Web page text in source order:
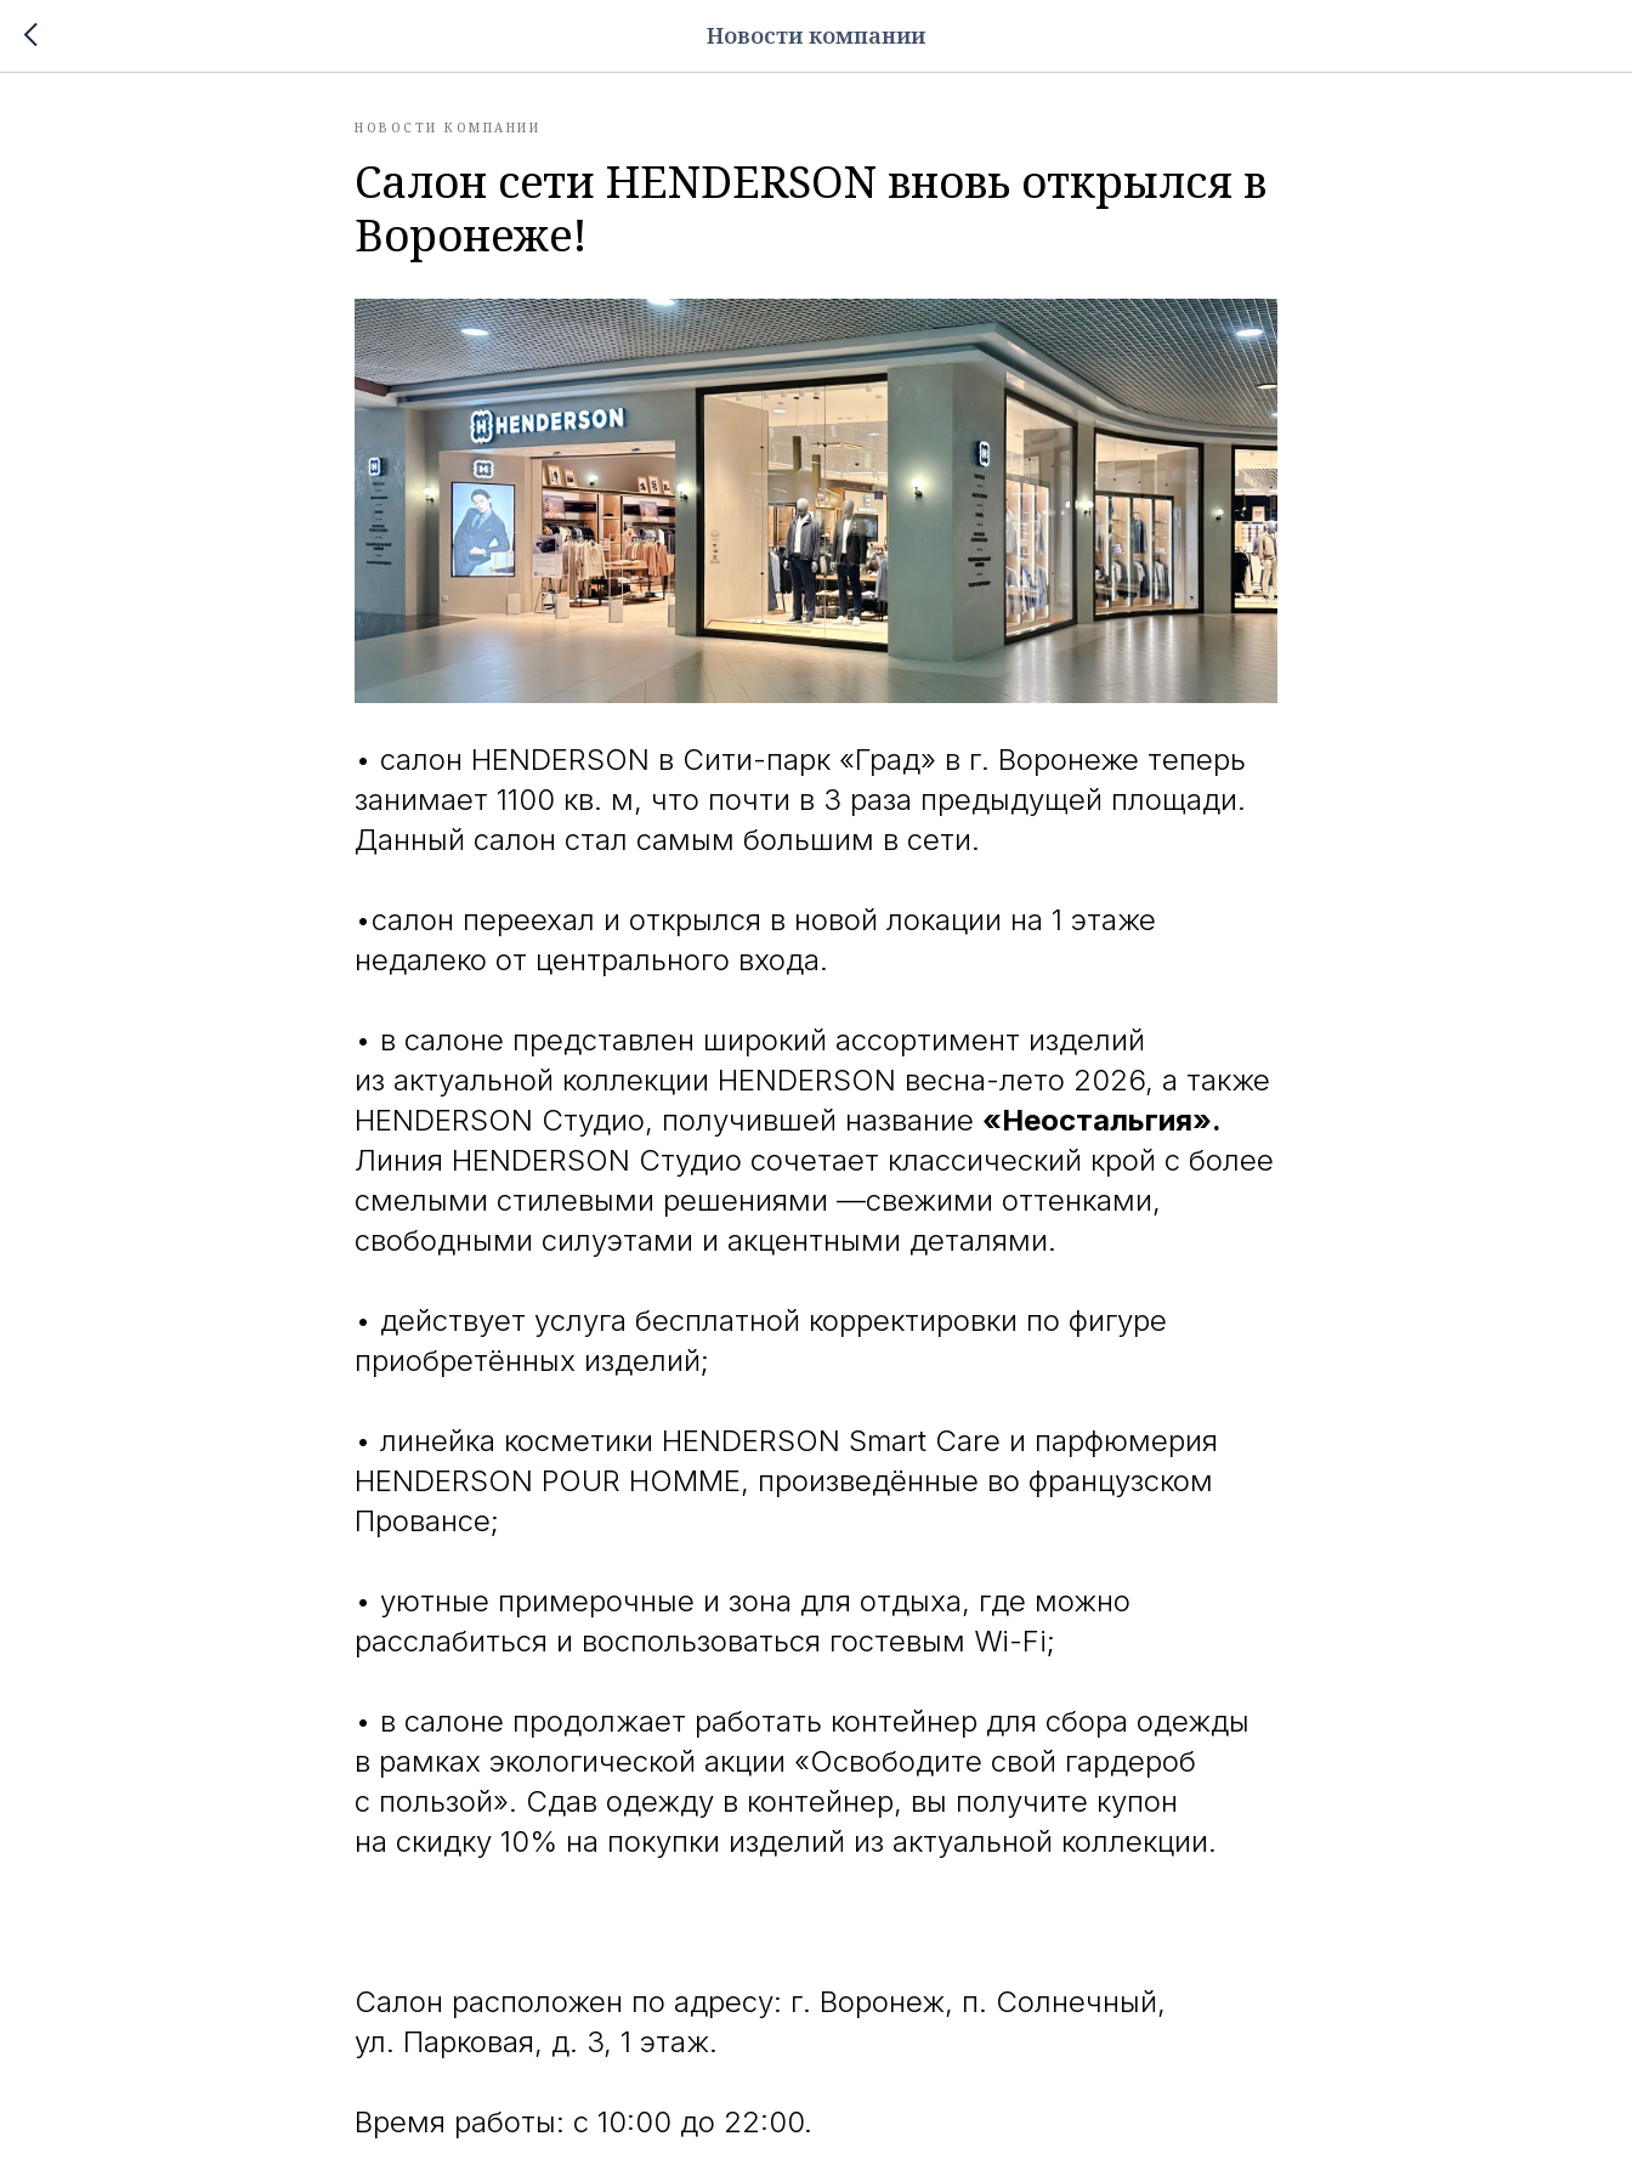
Новости компании
НОВОСТИ КОМПАНИИ
Салон сети HENDERSON вновь открылся в
Воронеже!
• салон HENDERSON в Сити-парк «Град» в г. Воронеже теперь
занимает 1100 кв. м, что почти в 3 раза предыдущей площади.
Данный салон стал самым большим в сети.
•салон переехал и открылся в новой локации на 1 этаже
недалеко от центрального входа.
• в салоне представлен широкий ассортимент изделий
из актуальной коллекции HENDERSON весна-лето 2026, а также
HENDERSON Студио, получившей название «Неостальгия».
Линия HENDERSON Студио сочетает классический крой с более
смелыми стилевыми решениями —свежими оттенками,
свободными силуэтами и акцентными деталями.
• действует услуга бесплатной корректировки по фигуре
приобретённых изделий;
• линейка косметики HENDERSON Smart Care и парфюмерия
HENDERSON POUR HOMME, произведённые во французском
Провансе;
• уютные примерочные и зона для отдыха, где можно
расслабиться и воспользоваться гостевым Wi-Fi;
• в салоне продолжает работать контейнер для сбора одежды
в рамках экологической акции «Освободите свой гардероб
с пользой». Сдав одежду в контейнер, вы получите купон
на скидку 10% на покупки изделий из актуальной коллекции.
Салон расположен по адресу: г. Воронеж, п. Солнечный,
ул. Парковая, д. 3, 1 этаж.
Время работы: с 10:00 до 22:00.